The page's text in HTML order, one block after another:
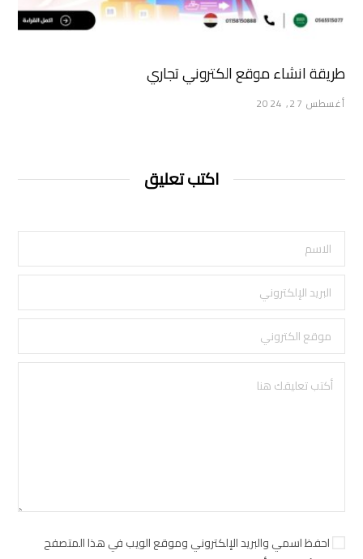
طريقة انشاء موقع الكتروني تجاري
أغسطس 27, 2024
اكتب تعليق
احفظ اسمي والبريد الإلكتروني وموقع الويب في هذا المتصفح